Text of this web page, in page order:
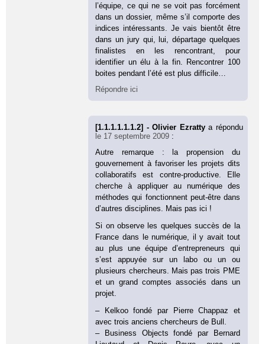
l’équipe, ce qui ne se voit pas forcément
dans un dossier, même s’il comporte des
indices intéressants. Je vais bientôt être
dans un jury qui, lui, départage quelques
finalistes en les rencontrant, pour
identifier un élu à la fin. Rencontrer 100
boites pendant l’été est plus difficile…
Répondre ici
[1.1.1.1.1.1.2] - Olivier Ezrattya répondu
le 17 septembre 2009 :
Autre remarque : la propension du
gouvernement à favoriser les projets dits
collaboratifs est contre-productive. Elle
cherche à appliquer au numérique des
méthodes qui fonctionnent peut-être dans
d’autres disciplines. Mais pas ici !
Si on observe les quelques succès de la
France dans le numérique, il y avait tout
au plus une équipe d’entrepreneurs qui
s’est appuyée sur un labo ou un ou
plusieurs chercheurs. Mais pas trois PME
et un grand comptes associés dans un
projet.
– Kelkoo fondé par Pierre Chappaz et
avec trois anciens chercheurs de Bull.
– Business Objects fondé par Bernard